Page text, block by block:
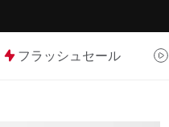
フラッシュセール